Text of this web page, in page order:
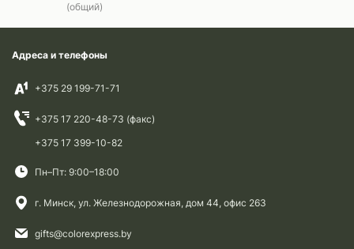
(общий)
Адреса и телефоны
+375 29 199-71-71
+375 17 220-48-73 (факс)
+375 17 399-10-82
Пн–Пт: 9:00–18:00
г. Минск, ул. Железнодорожная, дом 44, офис 263
gifts@colorexpress.by